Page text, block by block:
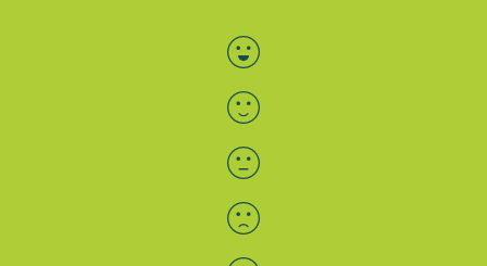
Bewertung auswählen